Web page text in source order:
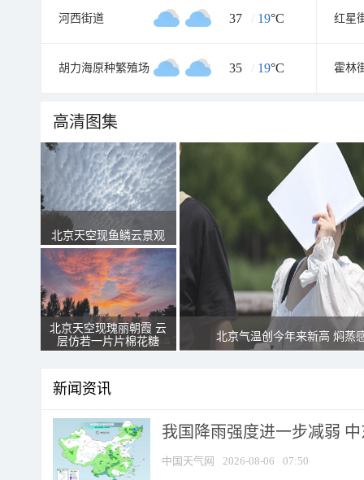
河西街道 37 / 19°C 红星
胡力海原种繁殖场 35 / 19°C 霍林
高清图集
北京天空现鱼鳞云景观
北京天空现瑰丽朝霞 云
层仿若一片片棉花糖
北京气温创今年来新高 焖蒸
新闻资讯
我国降雨强度进一步减弱
中国天气网 2026-08-06 07:50